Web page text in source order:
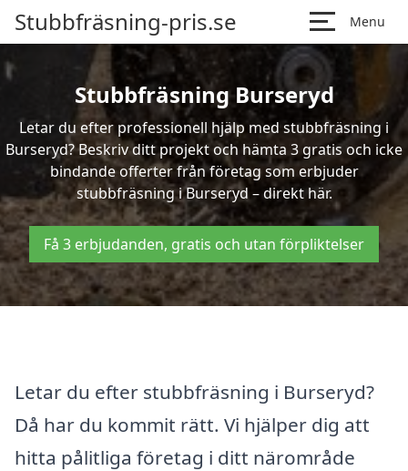
Stubbfräsning-pris.se Menu
Stubbfräsning Burseryd
Letar du efter professionell hjälp med stubbfräsning i
Burseryd? Beskriv ditt projekt och hämta 3 gratis och icke
bindande offerter från företag som erbjuder
stubbfräsning i Burseryd – direkt här.
Få 3 erbjudanden, gratis och utan förpliktelser
Letar du efter stubbfräsning i Burseryd?
Då har du kommit rätt. Vi hjälper dig att
hitta pålitliga företag i ditt närområde